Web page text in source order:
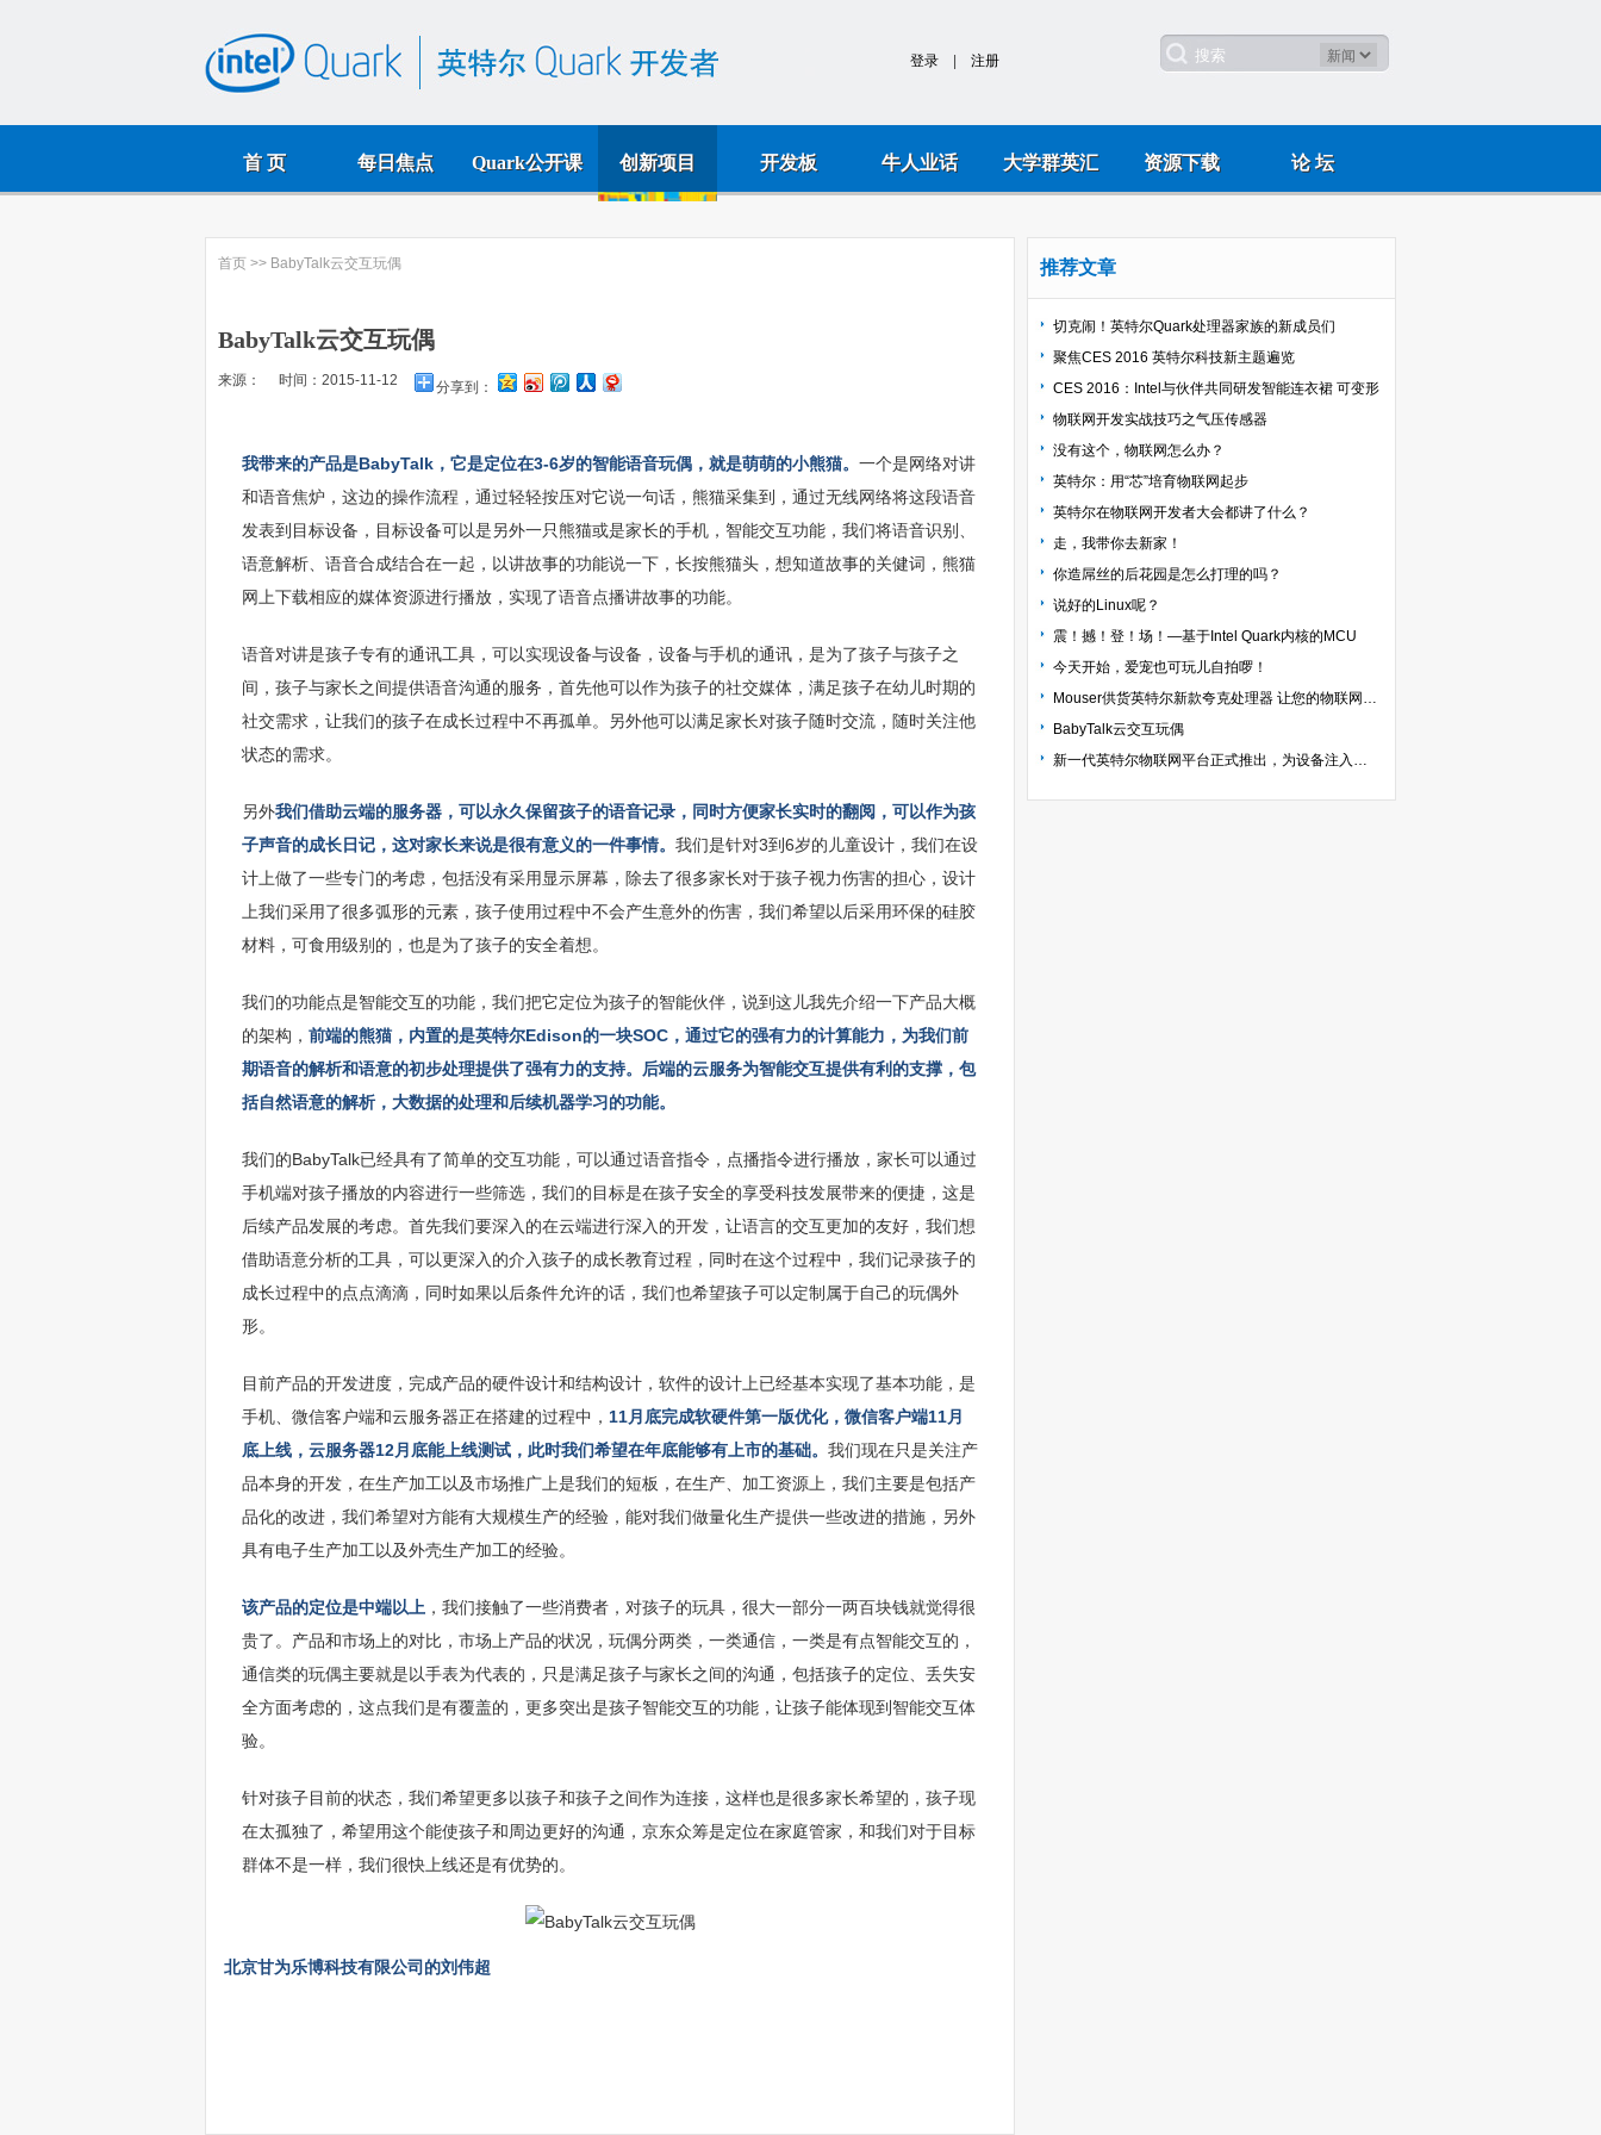
首 页 每日焦点 Quark公开课 创新项目 开发板 牛人业话 大学群英汇 资源下载 论 坛
首页 >> BabyTalk云交互玩偶
BabyTalk云交互玩偶
来源： 时间：2015-11-12 分享到：
我带来的产品是BabyTalk，它是定位在3-6岁的智能语音玩偶，就是萌萌的小熊猫。 一个是网络对讲
和语音焦炉，这边的操作流程，通过轻轻按压对它说一句话，熊猫采集到，通过无线网络将这段语音
发表到目标设备，目标设备可以是另外一只熊猫或是家长的手机，智能交互功能，我们将语音识别、
语意解析、语音合成结合在一起，以讲故事的功能说一下，长按熊猫头，想知道故事的关健词，熊猫
网上下载相应的媒体资源进行播放，实现了语音点播讲故事的功能。
语音对讲是孩子专有的通讯工具，可以实现设备与设备，设备与手机的通讯，是为了孩子与孩子之
间，孩子与家长之间提供语音沟通的服务，首先他可以作为孩子的社交媒体，满足孩子在幼儿时期的
社交需求，让我们的孩子在成长过程中不再孤单。另外他可以满足家长对孩子随时交流，随时关注他
状态的需求。
另外我们借助云端的服务器，可以永久保留孩子的语音记录，同时方便家长实时的翻阅，可以作为孩
子声音的成长日记，这对家长来说是很有意义的一件事情。 我们是针对3到6岁的儿童设计，我们在设
计上做了一些专门的考虑，包括没有采用显示屏幕，除去了很多家长对于孩子视力伤害的担心，设计
上我们采用了很多弧形的元素，孩子使用过程中不会产生意外的伤害，我们希望以后采用环保的硅胶
材料，可食用级别的，也是为了孩子的安全着想。
我们的功能点是智能交互的功能，我们把它定位为孩子的智能伙伴，说到这儿我先介绍一下产品大概
的架构， 前端的熊猫，内置的是英特尔Edison的一块SOC，通过它的强有力的计算能力，为我们前
期语音的解析和语意的初步处理提供了强有力的支持。后端的云服务为智能交互提供有利的支撑，包
括自然语意的解析，大数据的处理和后续机器学习的功能。
我们的BabyTalk已经具有了简单的交互功能，可以通过语音指令，点播指令进行播放，家长可以通过
手机端对孩子播放的内容进行一些筛选，我们的目标是在孩子安全的享受科技发展带来的便捷，这是
后续产品发展的考虑。首先我们要深入的在云端进行深入的开发，让语言的交互更加的友好，我们想
借助语意分析的工具，可以更深入的介入孩子的成长教育过程，同时在这个过程中，我们记录孩子的
成长过程中的点点滴滴，同时如果以后条件允许的话，我们也希望孩子可以定制属于自己的玩偶外
形。
目前产品的开发进度，完成产品的硬件设计和结构设计，软件的设计上已经基本实现了基本功能，是
手机、微信客户端和云服务器正在搭建的过程中， 11月底完成软硬件第一版优化，微信客户端11月
底上线，云服务器12月底能上线测试，此时我们希望在年底能够有上市的基础。 我们现在只是关注产
品本身的开发，在生产加工以及市场推广上是我们的短板，在生产、加工资源上，我们主要是包括产
品化的改进，我们希望对方能有大规模生产的经验，能对我们做量化生产提供一些改进的措施，另外
具有电子生产加工以及外壳生产加工的经验。
该产品的定位是中端以上 ，我们接触了一些消费者，对孩子的玩具，很大一部分一两百块钱就觉得很
贵了。产品和市场上的对比，市场上产品的状况，玩偶分两类，一类通信，一类是有点智能交互的，
通信类的玩偶主要就是以手表为代表的，只是满足孩子与家长之间的沟通，包括孩子的定位、丢失安
全方面考虑的，这点我们是有覆盖的，更多突出是孩子智能交互的功能，让孩子能体现到智能交互体
验。
针对孩子目前的状态，我们希望更多以孩子和孩子之间作为连接，这样也是很多家长希望的，孩子现
在太孤独了，希望用这个能使孩子和周边更好的沟通，京东众筹是定位在家庭管家，和我们对于目标
群体不是一样，我们很快上线还是有优势的。
北京甘为乐博科技有限公司的刘伟超
推荐文章
切克闹！英特尔Quark处理器家族的新成员们
聚焦CES 2016 英特尔科技新主题遍览
CES 2016：Intel与伙伴共同研发智能连衣裙 可变形
物联网开发实战技巧之气压传感器
没有这个，物联网怎么办？
英特尔：用“芯”培育物联网起步
英特尔在物联网开发者大会都讲了什么？
走，我带你去新家！
你造屌丝的后花园是怎么打理的吗？
说好的Linux呢？
震！撼！登！场！—基于Intel Quark内核的MCU
今天开始，爱宠也可玩儿自拍啰！
Mouser供货英特尔新款夸克处理器 让您的物联网应用开发如虎添翼
BabyTalk云交互玩偶
新一代英特尔物联网平台正式推出，为设备注入智能互联新动能